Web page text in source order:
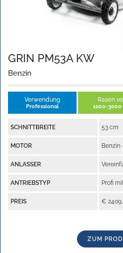
GRIN PM53A KW
Benzin
Verwendung
Professional
Rasen
1200-3000
SCHNITTBREITE 53 cm
MOTOR Benzin
ANLASSER
ANTRIEBSTYP Profi
PREIS €
ZUM